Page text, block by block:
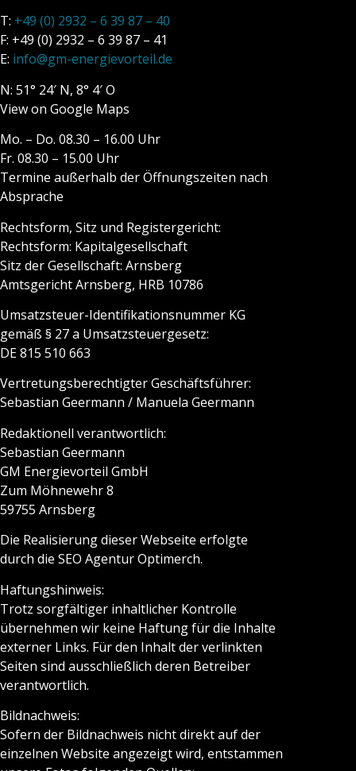
T: +49 (0) 2932 – 6 39 87 – 40
F: +49 (0) 2932 – 6 39 87 – 41
E: info@gm-energievorteil.de
N: 51° 24′ N, 8° 4′ O
View on Google Maps
Mo. – Do. 08.30 – 16.00 Uhr
Fr. 08.30 – 15.00 Uhr
Termine außerhalb der Öffnungszeiten nach
Absprache
Rechtsform, Sitz und Registergericht:
Rechtsform: Kapitalgesellschaft
Sitz der Gesellschaft: Arnsberg
Amtsgericht Arnsberg, HRB 10786
Umsatzsteuer-Identifikationsnummer KG
gemäß § 27 a Umsatzsteuergesetz:
DE 815 510 663
Vertretungsberechtigter Geschäftsführer:
Sebastian Geermann / Manuela Geermann
Redaktionell verantwortlich:
Sebastian Geermann
GM Energievorteil GmbH
Zum Möhnewehr 8
59755 Arnsberg
Die Realisierung dieser Webseite erfolgte
durch die SEO Agentur Optimerch.
Haftungshinweis:
Trotz sorgfältiger inhaltlicher Kontrolle
übernehmen wir keine Haftung für die Inhalte
externer Links. Für den Inhalt der verlinkten
Seiten sind ausschließlich deren Betreiber
verantwortlich.
Bildnachweis:
Sofern der Bildnachweis nicht direkt auf der
einzelnen Website angezeigt wird, entstammen